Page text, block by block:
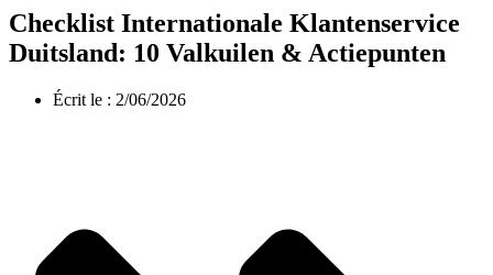
Checklist Internationale Klantenservice
Duitsland: 10 Valkuilen & Actiepunten
Écrit le : 2/06/2026